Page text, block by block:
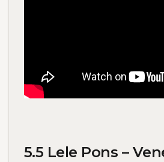
5.5 Lele Pons –